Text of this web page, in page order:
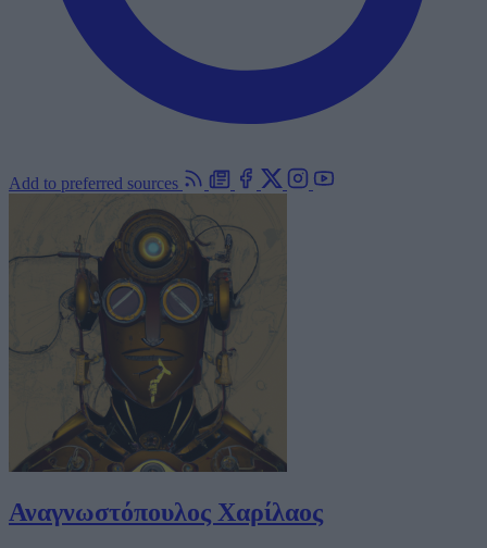
Add to preferred sources
Αναγνωστόπουλος Χαρίλαος